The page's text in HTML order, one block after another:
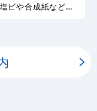
ビや合成紙など看